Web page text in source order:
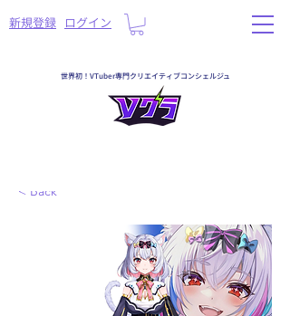
​新規登録 ログイン
世界初！VTuber専門クリエイティブコンシェルジュ
< Back